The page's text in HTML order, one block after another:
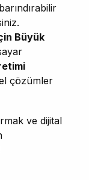
Büyük
çözümler
ve dijital